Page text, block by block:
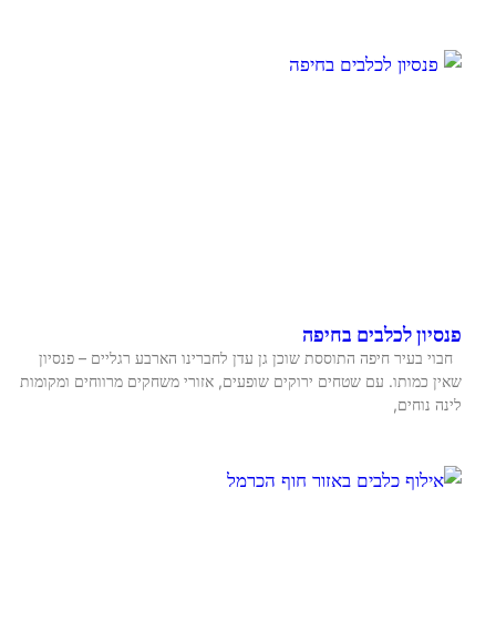
פנסיון לכלבים בחיפה
חבוי בעיר חיפה התוססת שוכן גן עדן לחברינו הארבע רגליים – פנסיון
שאין כמותו. עם שטחים ירוקים שופעים, אזורי משחקים מרווחים ומקומות
לינה נוחים,